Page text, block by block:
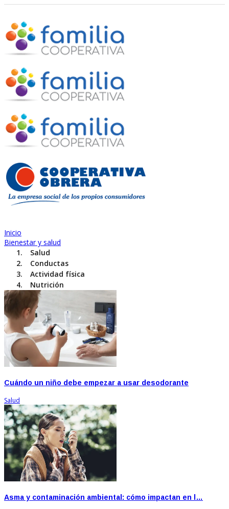
Inicio
Bienestar y salud
Salud
Conductas
Actividad física
Nutrición
Cuándo un niño debe empezar a usar desodorante
Salud
Asma y contaminación ambiental: cómo impactan en l…